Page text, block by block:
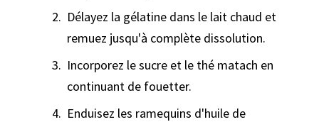
Délayez la gélatine dans le lait chaud et
remuez jusqu'à complète dissolution.
Incorporez le sucre et le thé matach en
continuant de fouetter.
Enduisez les ramequins d'huile de